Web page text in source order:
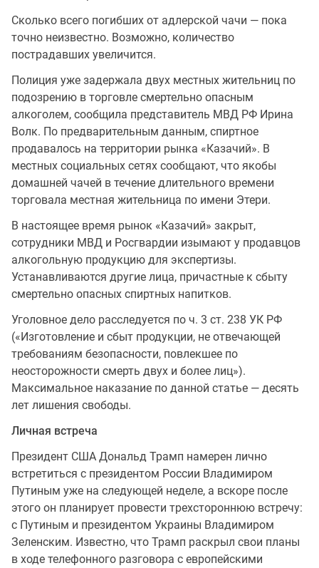
Сколько всего погибших от адлерской чачи — пока
точно неизвестно. Возможно, количество
пострадавших увеличится.
Полиция уже задержала двух местных жительниц по
подозрению в торговле смертельно опасным
алкоголем, сообщила представитель МВД РФ Ирина
Волк. По предварительным данным, спиртное
продавалось на территории рынка «Казачий». В
местных социальных сетях сообщают, что якобы
домашней чачей в течение длительного времени
торговала местная жительница по имени Этери.
В настоящее время рынок «Казачий» закрыт,
сотрудники МВД и Росгвардии изымают у продавцов
алкогольную продукцию для экспертизы.
Устанавливаются другие лица, причастные к сбыту
смертельно опасных спиртных напитков.
Уголовное дело расследуется по ч. 3 ст. 238 УК РФ
(«Изготовление и сбыт продукции, не отвечающей
требованиям безопасности, повлекшее по
неосторожности смерть двух и более лиц»).
Максимальное наказание по данной статье — десять
лет лишения свободы.
Личная встреча
Президент США Дональд Трамп намерен лично
встретиться с президентом России Владимиром
Путиным уже на следующей неделе, а вскоре после
этого он планирует провести трехстороннюю встречу:
с Путиным и президентом Украины Владимиром
Зеленским. Известно, что Трамп раскрыл свои планы
в ходе телефонного разговора с европейскими